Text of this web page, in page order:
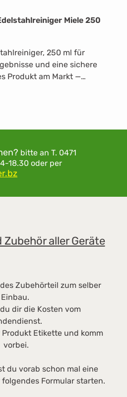
Miele 250
250 ml für
und eine sichere
Produkt am Markt —
und
erleichtert • Schonende
oder
bitte an T. 0471
18.30 oder per
aller Geräte
Zubehörteil zum selber
Einbau.
dir die Kosten vom
Produkt Etikette und komm
vorbei.
du vorab schon mal eine
Formular starten.